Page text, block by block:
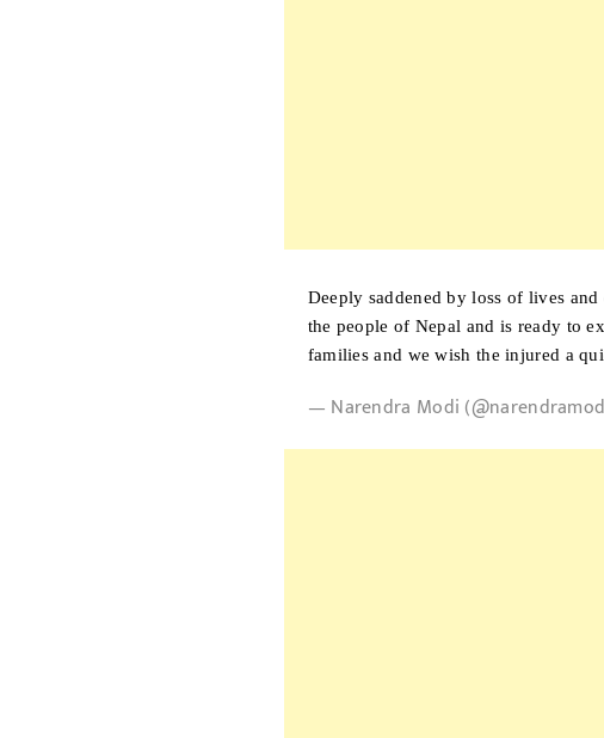
Deeply saddened by loss of lives
the people of Nepal and is ready to
families and we wish the injured a
— Narendra Modi